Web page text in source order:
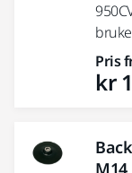
Pris
kr
M14